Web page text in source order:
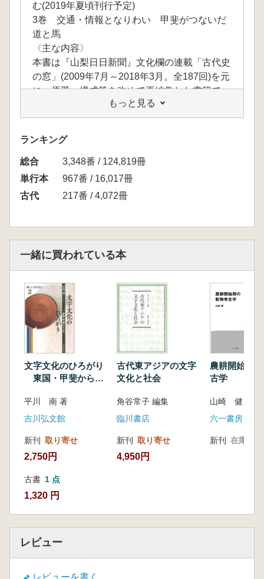
む(2019年夏頃刊行予定)
3巻 交通・情報となりわい 甲斐がつないだ
道と馬
〈主な内容〉
本書は『山梨日日新聞』文化欄の連載「古代史
の窓」(2009年7月～2018年3月。全187回)を元
に、原題、構成等を改めて再編集した書籍で
〈主な目次〉
Ⅰ 古代の国府(地方行政のシンボル―国府と印/
東国(アヅマ)とは―東西文化の分かれ目/東国の
国名の由来―国家の視点/古代都市としての国
府―整備された町並み/文化薫る古代国府―土
器に描かれた絵画、文字からさぐる/国司の赴
特徴―諸国から中央へ/地下から発見された住
人(古代有力豪族大伴氏の盛衰―「古屋家家
譜」の出現/「古屋家家譜」の特徴―表記の特
色と史料価値/富士山噴火と浅間神社創祀
―「古屋家家譜」にみる伴氏の役職の変化/大
伴氏の広域活動―「古屋家家譜」にみる東北地
方・紀伊国との関わり 他)
もっと見る
ランキング
総合
3,348番 / 124,819冊
単行本
967番 / 16,017冊
古代
217番 / 4,072冊
一緒に買われている本
文字文化のひろがり
東国・甲斐からよ
平川 南 著
吉川弘文館
新刊 取り寄せ
2,750円
古書 1 点
1,320 円
古代東アジアの文字
文化と社会
角谷常子 編集
臨川書店
新刊 取り寄せ
4,950円
農耕開始期
古学
山崎 健 著
六一書房
新刊 在庫なし
レビュー